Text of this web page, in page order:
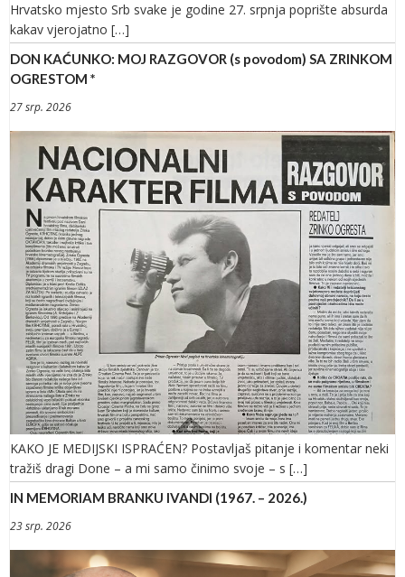
Hrvatsko mjesto Srb svake je godine 27. srpnja poprište absurda
kakav vjerojatno […]
DON KAĆUNKO: MOJ RAZGOVOR (s povodom) SA ZRINKOM
OGRESTOM *
27 srp. 2026
KAKO JE MEDIJSKI ISPRAĆEN? Postavljaš pitanje i komentar neki
tražiš dragi Done – a mi samo činimo svoje – s […]
IN MEMORIAM BRANKU IVANDI (1967. – 2026.)
23 srp. 2026